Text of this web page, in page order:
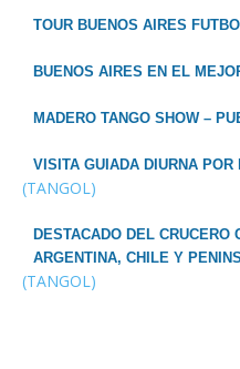
TOUR BUENOS AIRES
BUENOS AIRES EN EL
MADERO TANGO SHOW –
VISITA GUIADA DIURNA
(TANGOL)
DESTACADO DEL
ARGENTINA, CHILE Y
(TANGOL)